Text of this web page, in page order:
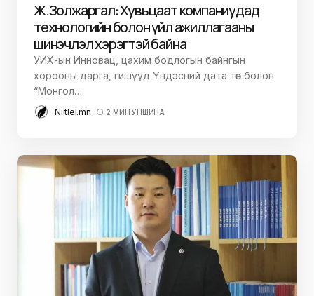
Ж.Золжаргал: Хувьцаат компаниудад
технологийн болон үйл ажиллагааны
шинэчлэл хэрэгтэй байна
УИХ-ын Инновац, цахим бодлогын байнгын
хорооны дарга, гишүүд Үндэсний дата төв болон
“Монгол…
Niitlel.mn 2 МИН УНШИНА